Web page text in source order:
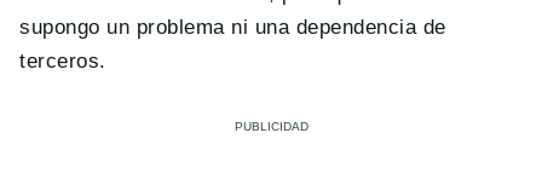
supongo un problema ni una dependencia de
terceros.